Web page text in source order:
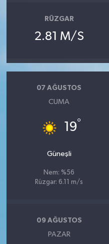
RÜZGAR
2.81 M/S
07 AĞUSTOS
CUMA
19°
Güneşli
Nem: %56
Rüzgar: 6.11 m/s
09 AĞUSTOS
PAZAR